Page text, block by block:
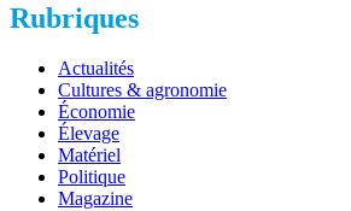
Rubriques
Actualités
Cultures & agronomie
Économie
Élevage
Matériel
Politique
Magazine